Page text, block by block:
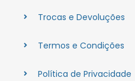
Trocas e Devoluções
Termos e Condições
Política de Privacidade